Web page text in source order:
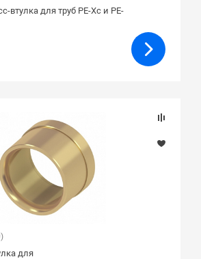
втулка для труб РЕ-Хс и РЕ-
для